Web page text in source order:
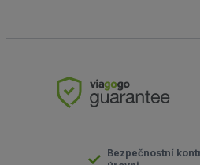
Bezpečnostní